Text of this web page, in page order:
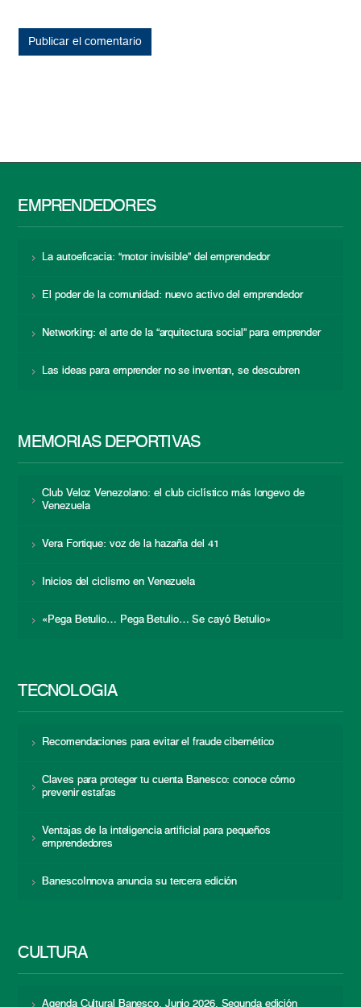
EMPRENDEDORES
La autoeficacia: “motor invisible” del emprendedor
El poder de la comunidad: nuevo activo del emprendedor
Networking: el arte de la “arquitectura social” para emprender
Las ideas para emprender no se inventan, se descubren
MEMORIAS DEPORTIVAS
Club Veloz Venezolano: el club ciclístico más longevo de
Venezuela
Vera Fortique: voz de la hazaña del 41
Inicios del ciclismo en Venezuela
«Pega Betulio… Pega Betulio… Se cayó Betulio»
TECNOLOGÍA
Recomendaciones para evitar el fraude cibernético
Claves para proteger tu cuenta Banesco: conoce cómo
prevenir estafas
Ventajas de la inteligencia artificial para pequeños
emprendedores
BanescoInnova anuncia su tercera edición
CULTURA
Agenda Cultural Banesco. Junio 2026. Segunda edición